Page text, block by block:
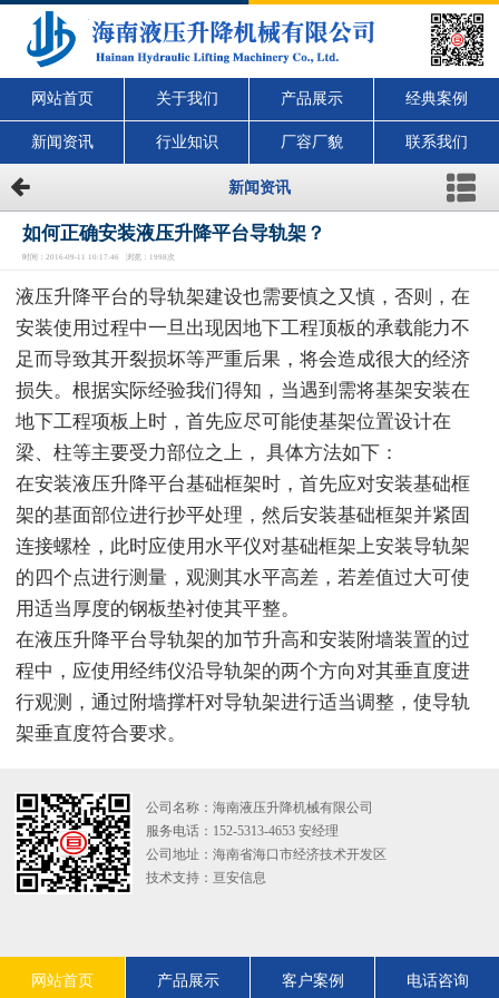
网站首页 关于我们 产品展示 经典案例
新闻资讯 行业知识 厂容厂貌 联系我们
新闻资讯
如何正确安装液压升降平台导轨架？
时间：2016-09-11 10:17:46 浏览：1998次
液压升降平台的导轨架建设也需要慎之又慎，否则，在
安装使用过程中一旦出现因地下工程顶板的承载能力不
足而导致其开裂损坏等严重后果，将会造成很大的经济
损失。根据实际经验我们得知，当遇到需将基架安装在
地下工程项板上时，首先应尽可能使基架位置设计在
梁、柱等主要受力部位之上， 具体方法如下：
在安装液压升降平台基础框架时，首先应对安装基础框
架的基面部位进行抄平处理，然后安装基础框架并紧固
连接螺栓，此时应使用水平仪对基础框架上安装导轨架
的四个点进行测量，观测其水平高差，若差值过大可使
用适当厚度的钢板垫衬使其平整。
在液压升降平台导轨架的加节升高和安装附墙装置的过
程中，应使用经纬仪沿导轨架的两个方向对其垂直度进
行观测，通过附墙撑杆对导轨架进行适当调整，使导轨
架垂直度符合要求。
公司名称：海南液压升降机械有限公司
服务电话：152-5313-4653 安经理
公司地址：海南省海口市经济技术开发区
技术支持： 亘安信息
网站首页 产品展示 客户案例 电话咨询